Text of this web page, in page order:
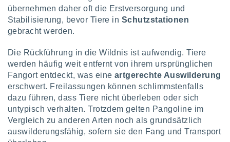
übernehmen daher oft die Erstversorgung und
Stabilisierung, bevor Tiere in Schutzstationen
gebracht werden.
Die Rückführung in die Wildnis ist aufwendig. Tiere
werden häufig weit entfernt von ihrem ursprünglichen
Fangort entdeckt, was eine artgerechte Auswilderung
erschwert. Freilassungen können schlimmstenfalls
dazu führen, dass Tiere nicht überleben oder sich
untypisch verhalten. Trotzdem gelten Pangoline im
Vergleich zu anderen Arten noch als grundsätzlich
auswilderungsfähig, sofern sie den Fang und Transport